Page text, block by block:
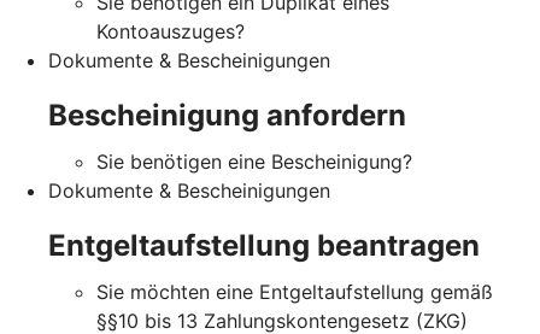
Kontoauszuges?
Dokumente & Bescheinigungen
Bescheinigung anfordern
Sie benötigen eine Bescheinigung?
Dokumente & Bescheinigungen
Entgeltaufstellung beantragen
Sie möchten eine Entgeltaufstellung gemäß
§§10 bis 13 Zahlungskontengesetz (ZKG)